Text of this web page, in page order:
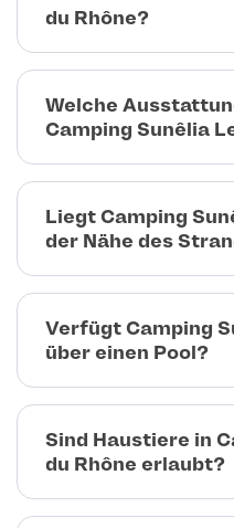
du Rhône?
Welche
Camping Sunêlia
Liegt Camping
der Nähe des
Verfügt Camping
über einen Pool?
Sind Haustiere in
du Rhône erlaubt?